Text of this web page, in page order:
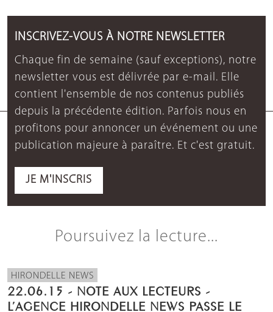
INSCRIVEZ-VOUS À NOTRE NEWSLETTER
Chaque fin de semaine (sauf exceptions), notre
newsletter vous est délivrée par e-mail. Elle
contient l'ensemble de nos contenus publiés
depuis la précédente édition. Parfois nous en
profitons pour annoncer un événement ou une
publication majeure à paraître. Et c'est gratuit.
JE M'INSCRIS
Poursuivez la lecture...
HIRONDELLE NEWS
22.06.15 - NOTE AUX LECTEURS -
L’AGENCE HIRONDELLE NEWS PASSE LE